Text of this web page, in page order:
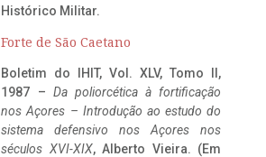
Histórico Militar.
Forte de São Caetano
Boletim do IHIT, Vol. XLV, Tomo II,
1987 – Da poliorcética à fortificação
nos Açores – Introdução ao estudo do
sistema defensivo nos Açores nos
séculos XVI-XIX, Alberto Vieira. (Em